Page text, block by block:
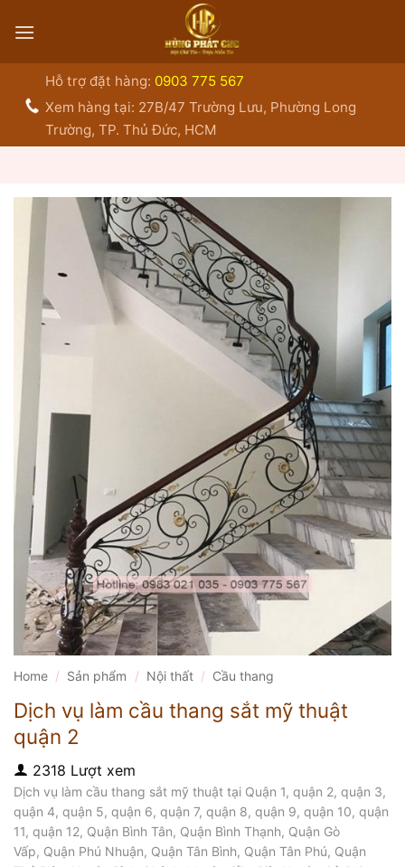
qua
Hỗ trợ đặt hàng: 0903 775 567
Xem hàng tại: 27B/47 Trường Lưu, Phường Long
Trường, TP. Thủ Đức, HCM
Home / Sản phẩm / Nội thất / Cầu thang
Dịch vụ làm cầu thang sắt mỹ thuật
quận 2
2318 Lượt xem
Dịch vụ làm cầu thang sắt mỹ thuật tại Quận 1, quận 2, quận 3,
quận 4, quận 5, quận 6, quận 7, quận 8, quận 9, quận 10, quận
11, quận 12, Quận Bình Tân, Quận Bình Thạnh, Quận Gò
Vấp, Quận Phú Nhuận, Quận Tân Bình, Quận Tân Phú, Quận